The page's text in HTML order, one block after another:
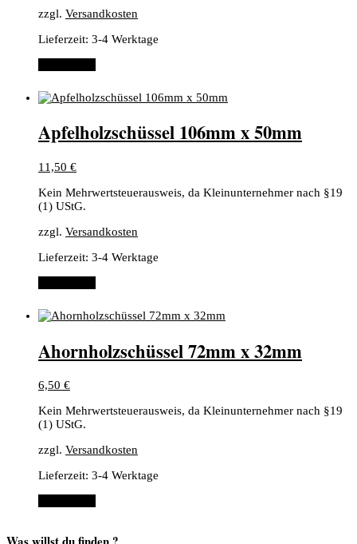
zzgl. Versandkosten
Lieferzeit: 3-4 Werktage
Apfelholzschüssel 106mm x 50mm
11,50 €
Kein Mehrwertsteuerausweis, da Kleinunternehmer nach §19
(1) UStG.
zzgl. Versandkosten
Lieferzeit: 3-4 Werktage
Ahornholzschüssel 72mm x 32mm
6,50 €
Kein Mehrwertsteuerausweis, da Kleinunternehmer nach §19
(1) UStG.
zzgl. Versandkosten
Lieferzeit: 3-4 Werktage